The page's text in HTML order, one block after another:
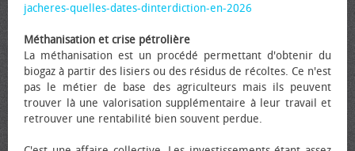
jacheres-quelles-dates-dinterdiction-en-2026
Méthanisation et crise pétrolière
La méthanisation est un procédé permettant d'obtenir du
biogaz à partir des lisiers ou des résidus de récoltes. Ce n'est
pas le métier de base des agriculteurs mais ils peuvent
trouver là une valorisation supplémentaire à leur travail et
retrouver une rentabilité bien souvent perdue.